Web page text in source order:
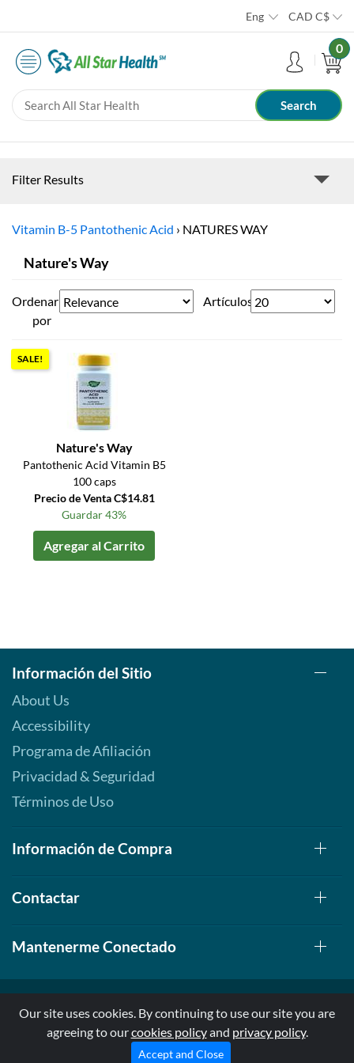
Eng CAD C$
0
Filter Results
Vitamin B-5 Pantothenic Acid › NATURES WAY
Nature's Way
Ordenar
por
Artículos
SALE!
Nature's Way
Pantothenic Acid Vitamin B5
100 caps
Precio de Venta C$14.81
Guardar 43%
Agregar al Carrito
Información del Sitio
About Us
Accessibility
Programa de Afiliación
Privacidad & Seguridad
Términos de Uso
Información de Compra
Contactar
Mantenerme Conectado
© 1999-2026, AllStarHealth.com | All Rights Reserved
* Estas declaraciones no han sido evaluadas por la FDA
Our site uses cookies. By continuing to use our site you are
agreeing to ourcookies policyand privacy policy.
Accept and Close